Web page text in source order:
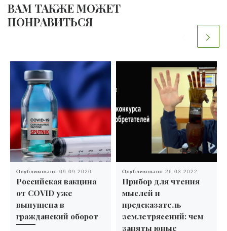
ВАМ ТАКЖЕ МОЖЕТ
ПОНРАВИТЬСЯ
Опубликовано 09.09.2020
Российская вакцина
от COVID уже
выпущена в
гражданский оборот
Опубликовано 26.03.2022
Прибор для чтения
мыслей и
предсказатель
землетрясений: чем
заняты юные